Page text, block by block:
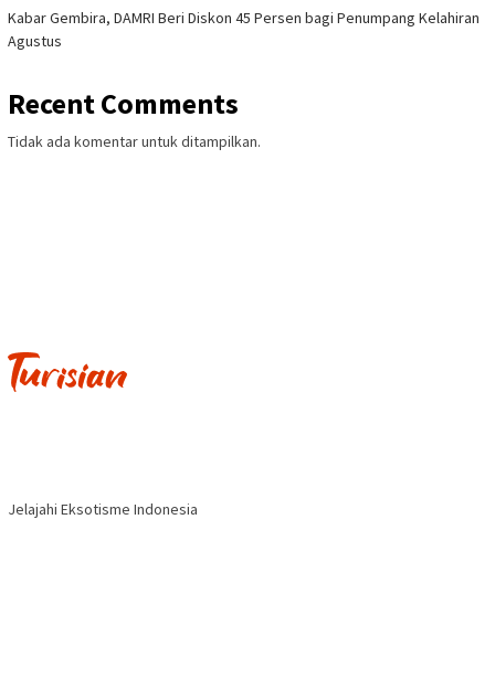
Kabar Gembira, DAMRI Beri Diskon 45 Persen bagi Penumpang Kelahiran
Agustus
Recent Comments
Tidak ada komentar untuk ditampilkan.
Jelajahi Eksotisme Indonesia